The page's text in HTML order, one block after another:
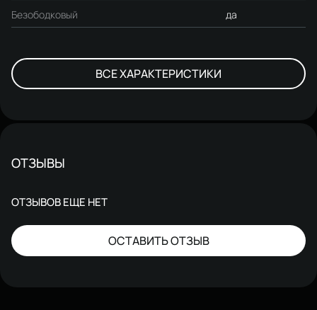
Безободковый да
ВСЕ ХАРАКТЕРИСТИКИ
ОТЗЫВЫ
ОТЗЫВОВ ЕЩЕ НЕТ
ОСТАВИТЬ ОТЗЫВ